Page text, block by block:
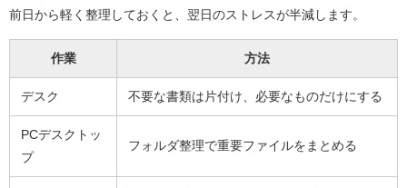
前日から軽く整理しておくと、翌日のストレスが半減します。
作業 方法
デスク 不要な書類は片付け、必要なものだけにする
PCデスクトッ
プ
フォルダ整理で重要ファイルをまとめる